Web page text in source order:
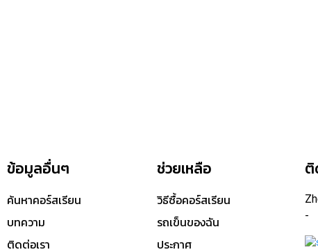
ข้อมูลอื่นๆ
ค้นหาคอร์สเรียน
บทความ
ติดต่อเรา
ช่วยเหลือ
วิธีซื้อคอร์สเรียน
รถเข็นของฉัน
ประกาศ
ติ
-